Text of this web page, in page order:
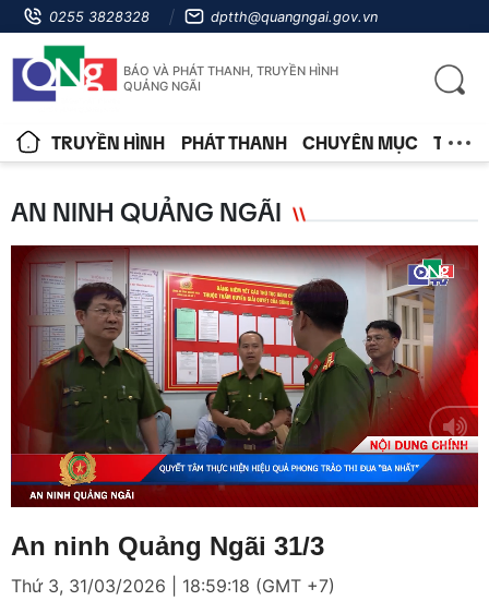
0255 3828328 dptth@quangngai.gov.vn
BÁO VÀ PHÁT THANH, TRUYỀN HÌNH
QUẢNG NGÃI
TRUYỀN HÌNH PHÁT THANH CHUYÊN MỤC TIN
AN NINH QUẢNG NGÃI
Mute Loaded:
3.80%
An ninh Quảng Ngãi 31/3
Thứ 3, 31/03/2026 | 18:59:18 (GMT +7)